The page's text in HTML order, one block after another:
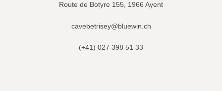
Route de Botyre 155, 1966 Ayent
cavebetrisey@bluewin.ch
(+41) 027 398 51 33